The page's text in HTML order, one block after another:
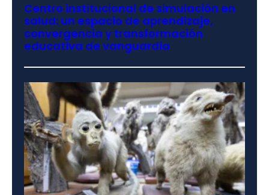
Centro institucional de simulación en
salud: un espacio de aprendizaje,
convergencia y transformación
educativa de vanguardia